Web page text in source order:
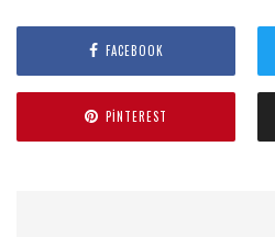
FACEBOOK
PINTEREST